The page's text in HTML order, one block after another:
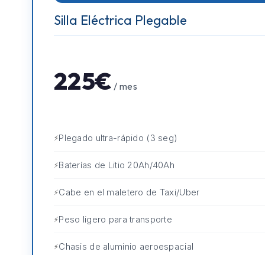
Silla Eléctrica Plegable
225€ / mes
Plegado ultra-rápido (3 seg)
Baterías de Litio 20Ah/40Ah
Cabe en el maletero de Taxi/Uber
Peso ligero para transporte
Chasis de aluminio aeroespacial